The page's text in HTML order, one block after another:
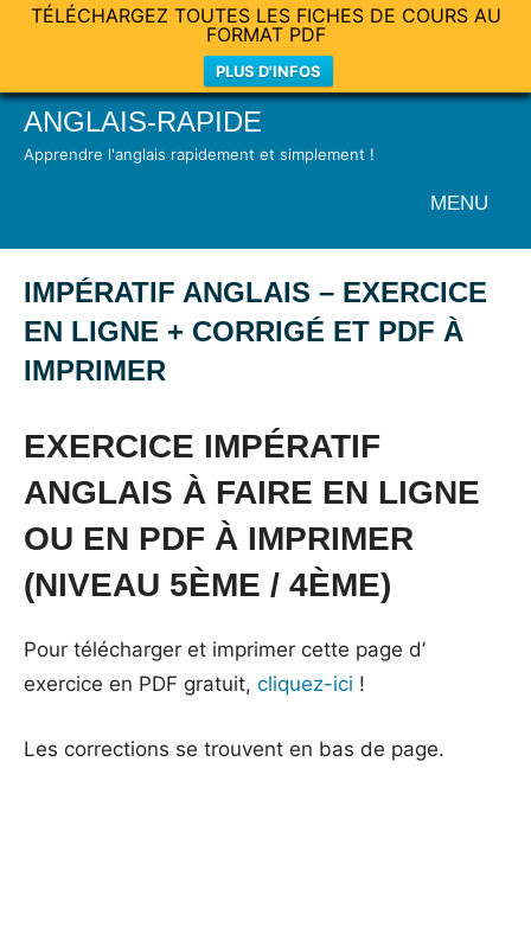
TÉLÉCHARGEZ TOUTES LES FICHES DE COURS AU
FORMAT PDF
PLUS D'INFOS
SkipANGLAIS-RAPIDE
Apprendre l'anglais rapidement et simplement !
MENU
IMPÉRATIF ANGLAIS – EXERCICE
EN LIGNE + CORRIGÉ ET PDF À
IMPRIMER
on
janvier
2015
Mat
Non
EXERCICE IMPÉRATIF
ANGLAIS À FAIRE EN LIGNE
OU EN PDF À IMPRIMER
(NIVEAU 5ÈME / 4ÈME)
Pour télécharger et imprimer cette page d’
exercice en PDF gratuit, cliquez-ici !
Les corrections se trouvent en bas de page.